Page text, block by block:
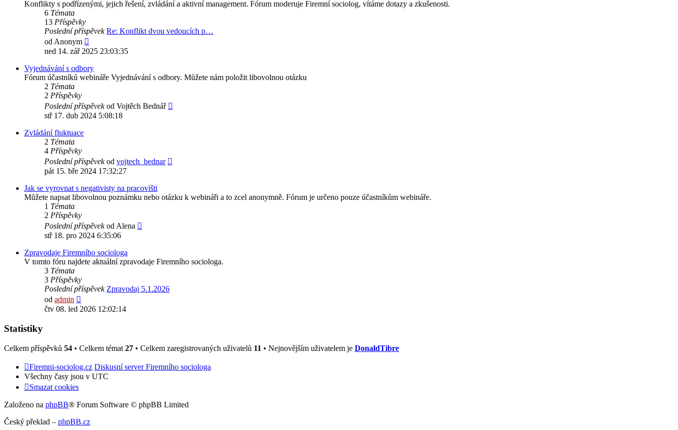
Konflikty s podřízenými, jejich řešení, zvládání a aktivní management. Fórum moderuje Firemní sociolog, vítáme dotazy a zkušenosti.
6 Témata
13 Příspěvky
Poslední příspěvek Re: Konflikt dvou vedoucích p…
odAnonym
poslední
ned 14. zář 2025 23:03:35
Vyjednávání s odbory
Fórum účastníků webináře Vyjednávání s odbory. Můžete nám položit libovolnou otázku
2 Témata
2 Příspěvky
Poslední příspěvekod Vojtěch Bednář
stř 17. dub 2024 5:08:18
Zvládání fluktuace
2 Témata
4 Příspěvky
Poslední příspěvekod vojtech_bednar
pát 15. bře 2024 17:32:27
Jak se vyrovnat s negativisty na pracovišti
Můžete napsat libovolnou poznámku nebo otázku k webináři a to zcel anonymně. Fórum je určeno pouze účastníkům webináře.
1 Témata
2 Příspěvky
Poslední příspěvekodAlena
stř 18. pro 2024 6:35:06
Zpravodaje Firemního sociologa
V tomto fóru najdete aktuální zpravodaje Firemního sociologa.
3 Témata
3 Příspěvky
Poslední příspěvek Zpravodaj 5.1.2026
od admin
poslední
čtv 08. led 2026 12:02:14
Statistiky
Celkem příspěvků 54 • Celkem témat 27 • Celkem zaregistrovaných uživatelů 11 • Nejnovějším uživatelem je DonaldTibre
Firemni-sociolog.cz Diskusní server Firemního sociologa
Všechny časy jsou v UTC
Smazat cookies
Založeno na phpBB® Forum Software © phpBB Limited
Český překlad – phpBB.cz